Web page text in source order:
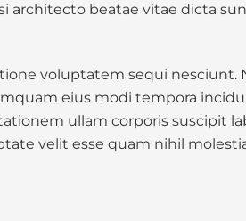
architecto beatae vitae dicta
voluptatem sequi
eius modi tempora
ullam corporis suscipit
velit esse quam nihil